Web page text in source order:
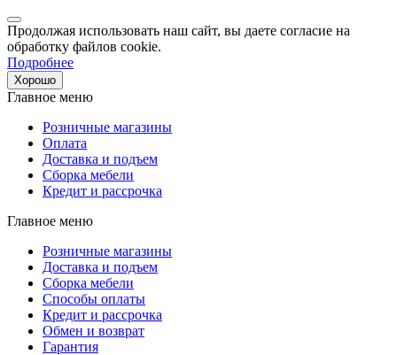
Продолжая использовать наш сайт, вы даете согласие на
обработку файлов cookie.
Подробнее
Хорошо
Главное меню
Розничные магазины
Оплата
Доставка и подъем
Сборка мебели
Кредит и рассрочка
Главное меню
Розничные магазины
Доставка и подъем
Сборка мебели
Способы оплаты
Кредит и рассрочка
Обмен и возврат
Гарантия